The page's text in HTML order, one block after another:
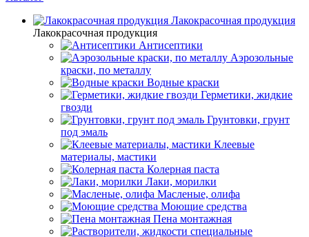
Лакокрасочная продукция
Лакокрасочная продукция
Антисептики
Аэрозольные
краски, по металлу
Водные краски
Герметики, жидкие
гвозди
Грунтовки, грунт
под эмаль
Клеевые
материалы, мастики
Колерная паста
Лаки, морилки
Масленые, олифа
Моющие средства
Пена монтажная